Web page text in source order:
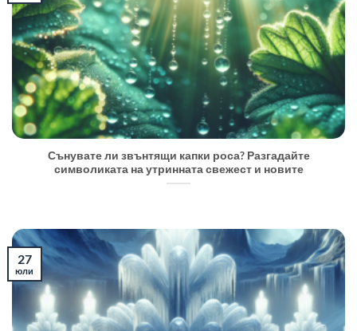
Сънувате ли звънтящи капки роса? Разгадайте
символиката на утринната свежест и новите
27
юли